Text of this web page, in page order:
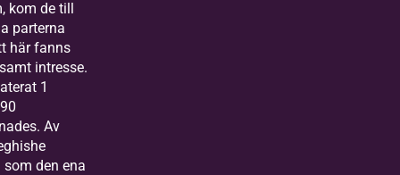
kom de till
parterna
här fanns
intresse.
1
Av
som den ena